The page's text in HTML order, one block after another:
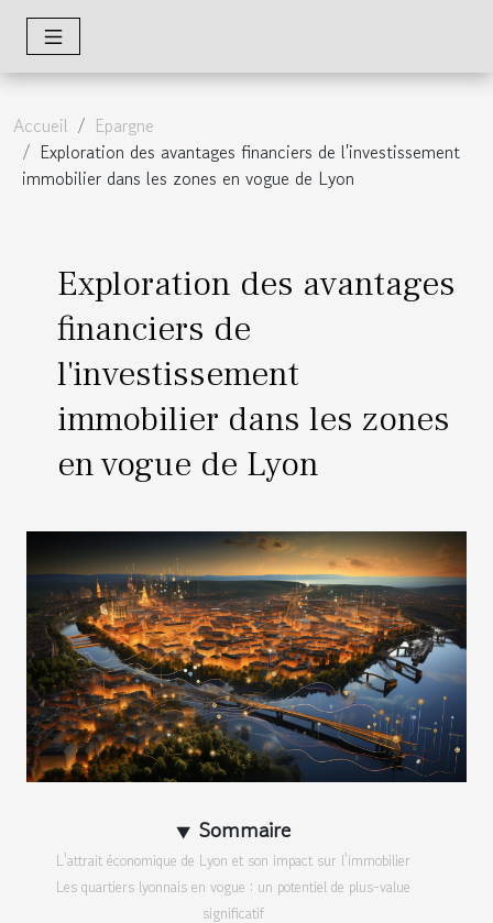
Accueil
Epargne
Exploration des avantages financiers de l'investissement
immobilier dans les zones en vogue de Lyon
Exploration des avantages
financiers de
l'investissement
immobilier dans les zones
en vogue de Lyon
Sommaire
L'attrait économique de Lyon et son impact sur l'immobilier
Les quartiers lyonnais en vogue : un potentiel de plus-value
significatif